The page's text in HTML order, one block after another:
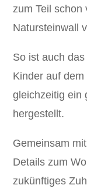
zum Teil schon
Natursteinwall
So ist auch
Kinder auf
gleichzeitig ein
hergestellt.
Gemeinsam
Details zum
zukünftiges